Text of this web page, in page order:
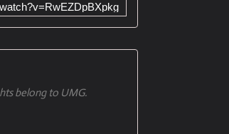
belong to UMG.